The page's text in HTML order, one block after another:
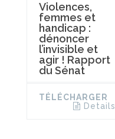
Violences,
femmes et
handicap :
dénoncer
l’invisible et
agir ! Rapport
du Sénat
TÉLÉCHARGER
Details